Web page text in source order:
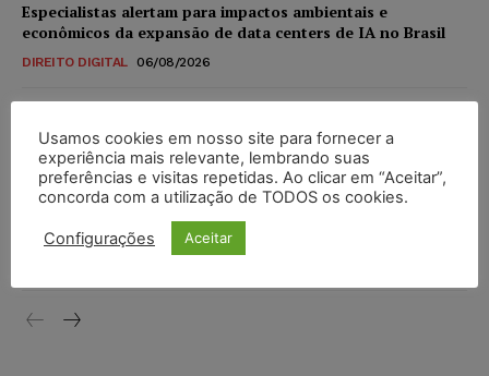
Especialistas alertam para impactos ambientais e
econômicos da expansão de data centers de IA no Brasil
DIREITO DIGITAL 06/08/2026
invioláveis após assinatura digital e lacração
NOTÍCIAS 06/08/2026
proibição dos jogos de azar no Brasil
Usamos cookies em nosso site para fornecer a
experiência mais relevante, lembrando suas
preferências e visitas repetidas. Ao clicar em “Aceitar”,
concorda com a utilização de TODOS os cookies.
Configurações Aceitar